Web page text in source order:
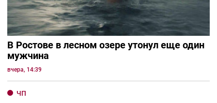
В Ростове в лесном озере утонул еще один
мужчина
вчера, 14:39
ЧП